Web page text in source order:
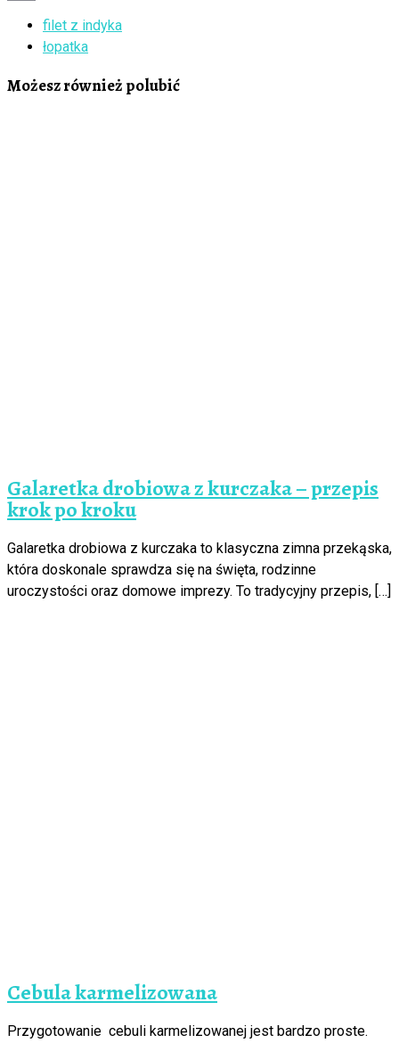
filet z indyka
łopatka
Możesz również polubić
Galaretka drobiowa z kurczaka – przepis
krok po kroku
Galaretka drobiowa z kurczaka to klasyczna zimna przekąska,
która doskonale sprawdza się na święta, rodzinne
uroczystości oraz domowe imprezy. To tradycyjny przepis, […]
Cebula karmelizowana
Przygotowanie cebuli karmelizowanej jest bardzo proste.